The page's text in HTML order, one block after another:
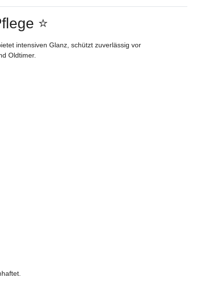
⭐
intensiven Glanz, schützt zuverlässig vor
Oldtimer.